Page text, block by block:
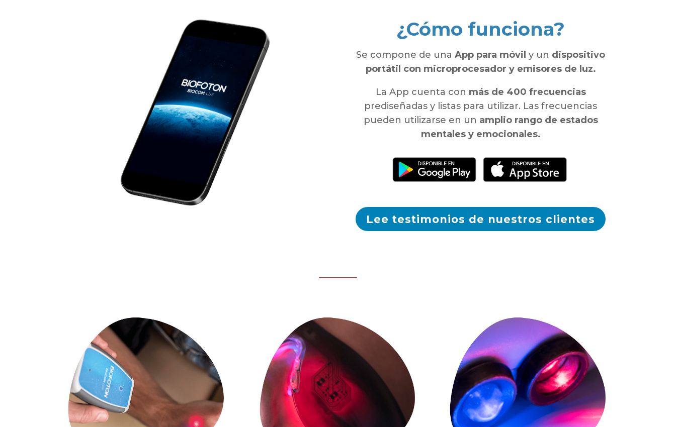
¿Cómo funciona?
Se compone de unaApp para móvil y un dispositivo
portátil con microprocesador y emisores de luz.
La App cuenta con más de 400 frecuencias
prediseñadas y listas para utilizar. Las frecuencias
pueden utilizarse en un amplio rango de estados
mentales y emocionales.
Lee testimonios de nuestros clientes